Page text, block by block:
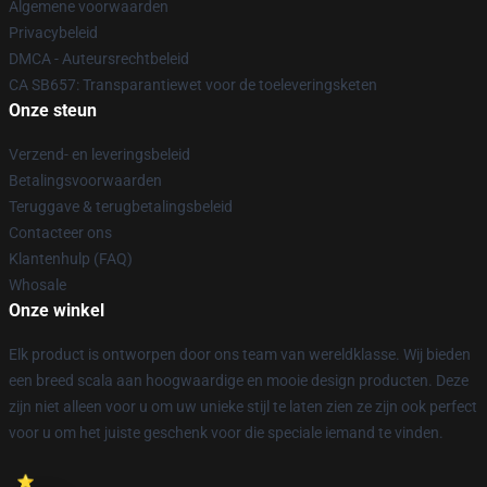
Algemene voorwaarden
Privacybeleid
DMCA - Auteursrechtbeleid
CA SB657: Transparantiewet voor de toeleveringsketen
Onze steun
Verzend- en leveringsbeleid
Betalingsvoorwaarden
Teruggave & terugbetalingsbeleid
Contacteer ons
Klantenhulp (FAQ)
Whosale
Onze winkel
Elk product is ontworpen door ons team van wereldklasse. Wij bieden
een breed scala aan hoogwaardige en mooie design producten. Deze
zijn niet alleen voor u om uw unieke stijl te laten zien ze zijn ook perfect
voor u om het juiste geschenk voor die speciale iemand te vinden.